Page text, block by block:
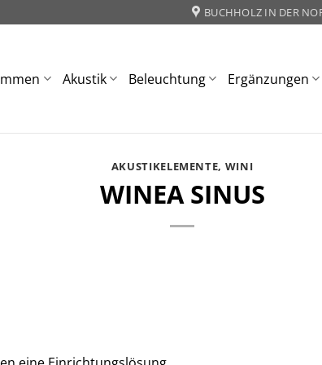
BUCHHOLZ IN DER
Akustik Beleuchtung Ergänzungen
AKUSTIKELEMENTE, WINI
WINEA SINUS